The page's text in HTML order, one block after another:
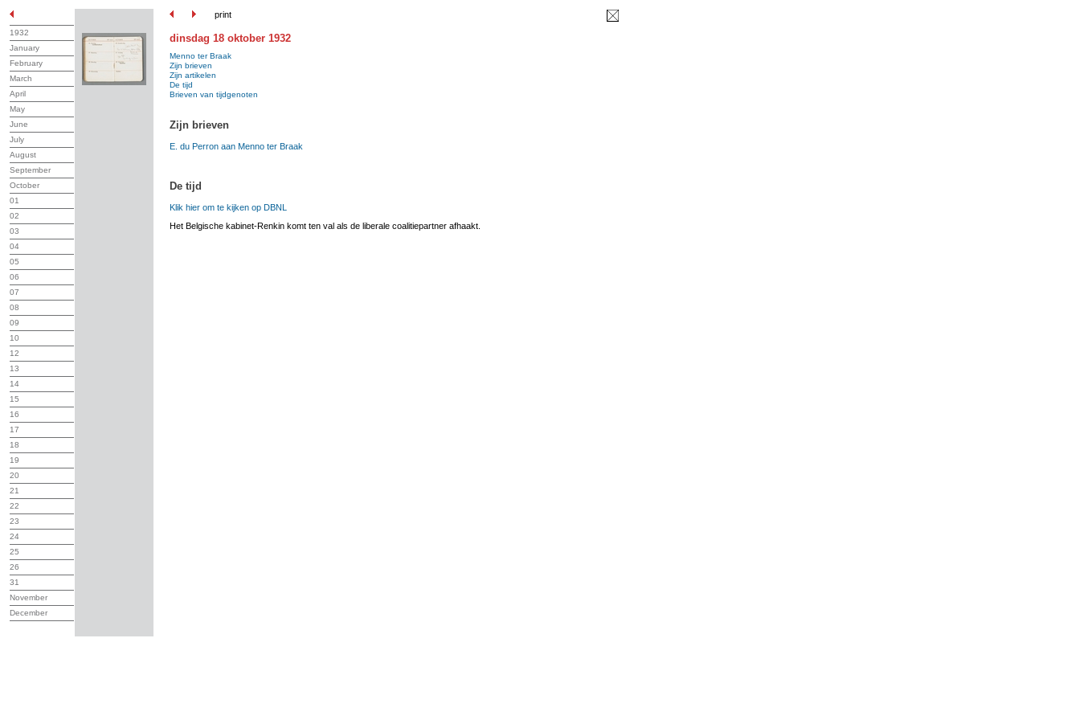
print
1932
January
February
March
April
May
June
July
August
September
October
01
02
03
04
05
06
07
08
09
10
12
13
14
15
16
17
18
19
20
21
22
23
24
25
26
31
November
December
dinsdag 18 oktober 1932
Menno ter Braak
Zijn brieven
Zijn artikelen
De tijd
Brieven van tijdgenoten
Zijn brieven
E. du Perron aan Menno ter Braak
De tijd
Klik hier om te kijken op DBNL
Het Belgische kabinet-Renkin komt ten val als de liberale coalitiepartner afhaakt.